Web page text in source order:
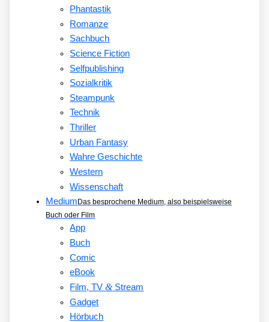
Phantastik
Romanze
Sachbuch
Science Fiction
Selfpublishing
Sozialkritik
Steampunk
Technik
Thriller
Urban Fantasy
Wahre Geschichte
Western
Wissenschaft
Medium Das besprochene Medium, also beispielsweise
Buch oder Film
App
Buch
Comic
eBook
Film, TV&Stream
Gadget
Hörbuch